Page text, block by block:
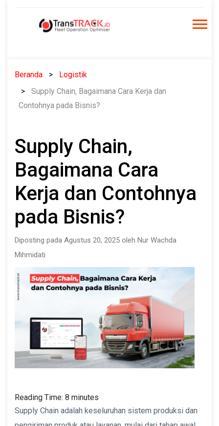
Beranda
Logistik
Supply Chain, Bagaimana Cara Kerja dan
Contohnya pada Bisnis?
Supply Chain,
Bagaimana Cara
Kerja dan Contohnya
pada Bisnis?
Diposting pada Agustus 20, 2025 oleh Nur Wachda
Mihmidati
Reading Time: 8 minutes
Supply Chain adalah keseluruhan sistem produksi dan